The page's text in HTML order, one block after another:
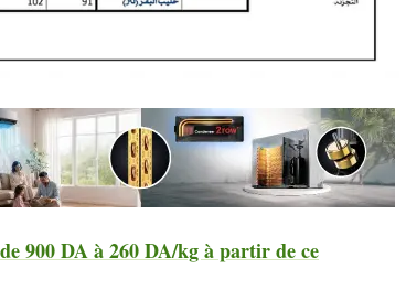
900 DA à 260 DA/kg à partir de ce